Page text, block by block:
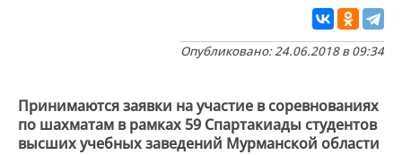
Опубликовано: 24.06.2018 в 09:34
Принимаются заявки на участие в соревнованиях
по шахматам в рамках 59 Спартакиады студентов
высших учебных заведений Мурманской области